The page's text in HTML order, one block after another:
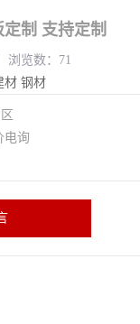
制 支持定制
浏览数：71
材 钢材
电询